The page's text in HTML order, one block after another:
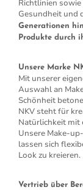
Richtlinien
Gesundheit und
Generationen
Produkte durch
Unsere Marke
Mit unserer
Auswahl an
Schönheit
NKV steht für
Natürlichkeit mit
Unsere Make-
lassen sich
Look zu kreieren.
Vertrieb über